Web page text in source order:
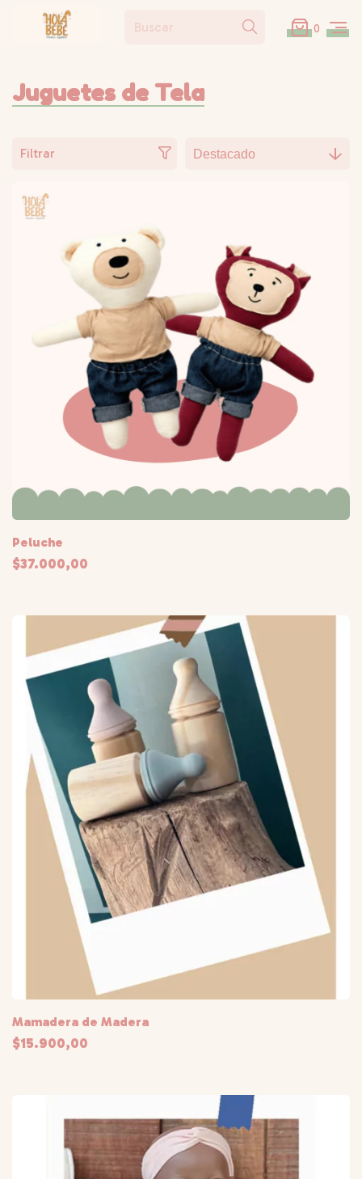
0
Juguetes de Tela
Filtrar
Peluche
$37.000,00
Mamadera de Madera
$15.900,00